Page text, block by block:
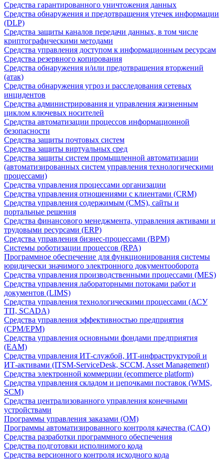
Средства гарантированного уничтожения данных
Средства обнаружения и предотвращения утечек информации
(DLP)
Средства защиты каналов передачи данных, в том числе
криптографическими методами
Средства управления доступом к информационным ресурсам
Средства резервного копирования
Средства обнаружения и/или предотвращения вторжений
(атак)
Средства обнаружения угроз и расследования сетевых
инцидентов
Средства администрирования и управления жизненным
циклом ключевых носителей
Средства автоматизации процессов информационной
безопасности
Средства защиты почтовых систем
Средства защиты виртуальных сред
Средства защиты систем промышленной автоматизации
(автоматизированных систем управления технологическими
процессами)
Средства управления процессами организации
Средства управления отношениями с клиентами (CRM)
Средства управления содержимым (CMS), сайты и
портальные решения
Средства финансового менеджмента, управления активами и
трудовыми ресурсами (ERP)
Средства управления бизнес-процессами (BPM)
Системы роботизации процессов (RPA)
Программное обеспечение для функционирования системы
юридически значимого электронного документооборота
Средства управления производственными процессами (MES)
Средства управления лабораторными потоками работ и
документов (LIMS)
Средства управления технологическими процессами (АСУ
ТП, SCADA)
Средства управления эффективностью предприятия
(CPM/EPM)
Средства управления основными фондами предприятия
(EAM)
Средства управления ИТ-службой, ИТ-инфраструктурой и
ИТ-активами (ITSM-ServiceDesk, SCCM, Asset Management)
Средства электронной коммерции (ecommerce platform)
Средства управления складом и цепочками поставок (WMS,
SCM)
Средства централизованного управления конечными
устройствами
Программы управления заказами (OM)
Программы автоматизированного контроля качества (CAQ)
Средства разработки программного обеспечения
Средства подготовки исполнимого кода
Средства версионного контроля исходного кода